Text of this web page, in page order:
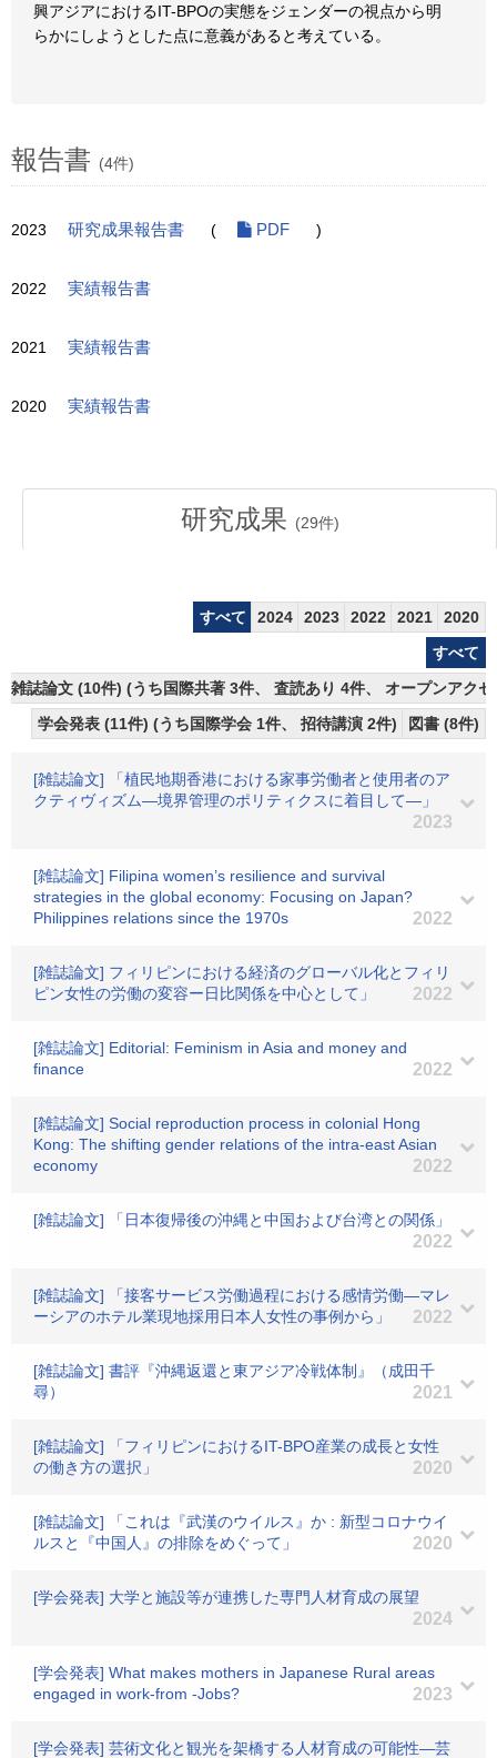
興アジアにおけるIT-BPOの実態をジェンダーの視点から明
らかにしようとした点に意義があると考えている。
報告書 (4件)
2023 研究成果報告書 ( PDF )
2022 実績報告書
2021 実績報告書
2020 実績報告書
研究成果 (29件)
すべて 2024 2023 2022 2021
2020
すべて
雑誌論文 (10件) (うち国際共著 3件、 査読あり 4件、 オープンアク
学会発表 (11件) (うち国際学会 1件、 招待講演 2件)
図書 (8件)
[雑誌論文] 「植民地期香港における家事労働者と使用者のア
クティヴィズム―境界管理のポリティクスに着目して―」
2023
[雑誌論文] Filipina women’s resilience and survival
strategies in the global economy: Focusing on Japan?
Philippines relations since the 1970s
2022
[雑誌論文] フィリピンにおける経済のグローバル化とフィリ
ピン女性の労働の変容ー日比関係を中心として」
2022
[雑誌論文] Editorial: Feminism in Asia and money and
finance
2022
[雑誌論文] Social reproduction process in colonial Hong
Kong: The shifting gender relations of the intra-east Asian
economy
2022
[雑誌論文] 「日本復帰後の沖縄と中国および台湾との関係」
2022
[雑誌論文] 「接客サービス労働過程における感情労働―マレ
ーシアのホテル業現地採用日本人女性の事例から」
2022
[雑誌論文] 書評『沖縄返還と東アジア冷戦体制』（成田千
尋）
2021
[雑誌論文] 「フィリピンにおけるIT-BPO産業の成長と女性
の働き方の選択」
2020
[雑誌論文] 「これは『武漢のウイルス』か : 新型コロナウイ
ルスと『中国人』の排除をめぐって」
2020
[学会発表] 大学と施設等が連携した専門人材育成の展望
2024
[学会発表] What makes mothers in Japanese Rural areas
engaged in work-from -Jobs?
2023
[学会発表] 芸術文化と観光を架橋する人材育成の可能性―芸